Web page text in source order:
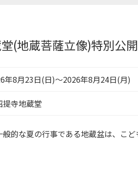
(地蔵菩薩立像)特別公開
年8月23日(日)～2026年8月24日(月)
提寺地蔵堂
的な夏の行事である地蔵盆は、こ